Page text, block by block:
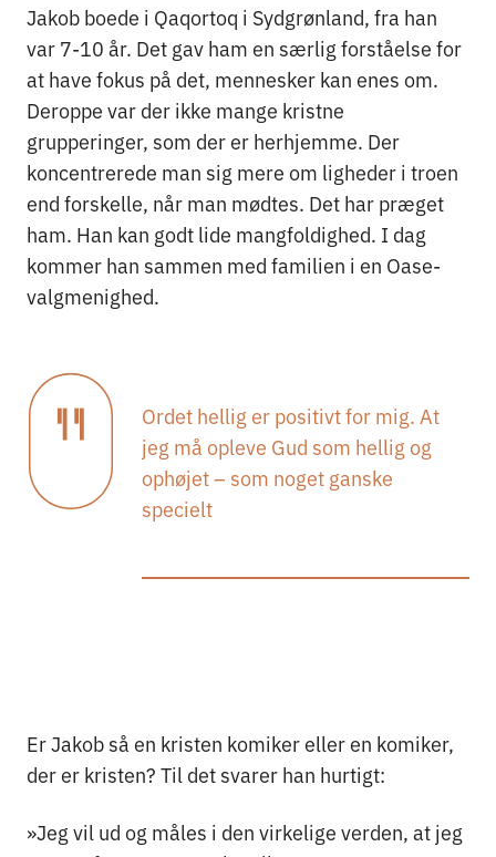
Jakob boede i Qaqortoq i Sydgrønland, fra han
var 7-10 år. Det gav ham en særlig forståelse for
at have fokus på det, mennesker kan enes om.
Deroppe var der ikke mange kristne
grupperinger, som der er herhjemme. Der
koncentrerede man sig mere om ligheder i troen
end forskelle, når man mødtes. Det har præget
ham. Han kan godt lide mangfoldighed. I dag
kommer han sammen med familien i en Oase-
valgmenighed.
Ordet hellig er positivt for mig. At
jeg må opleve Gud som hellig og
ophøjet – som noget ganske
specielt
Er Jakob så en kristen komiker eller en komiker,
der er kristen? Til det svarer han hurtigt:
»Jeg vil ud og måles i den virkelige verden, at jeg